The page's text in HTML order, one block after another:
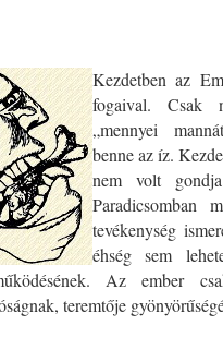
Kezdetben az
fogaival. Csak
„mennyei
benne az íz.
nem volt
Paradicsomban
tevékenység
éhség sem
Az ember
teremtője